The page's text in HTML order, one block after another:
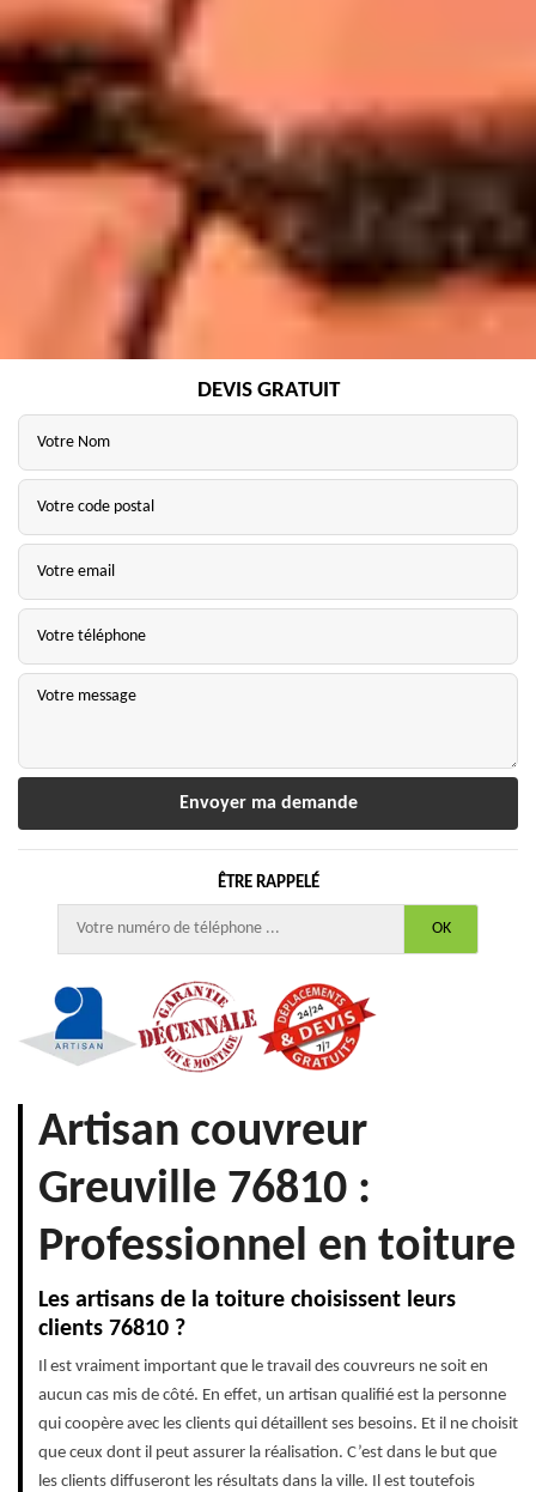
DEVIS GRATUIT
ÊTRE RAPPELÉ
Artisan couvreur
Greuville 76810 :
Professionnel en toiture
Les artisans de la toiture choisissent leurs
clients 76810 ?
Il est vraiment important que le travail des couvreurs ne soit en
aucun cas mis de côté. En effet, un artisan qualifié est la personne
qui coopère avec les clients qui détaillent ses besoins. Et il ne choisit
que ceux dont il peut assurer la réalisation. C’est dans le but que
les clients diffuseront les résultats dans la ville. Il est toutefois